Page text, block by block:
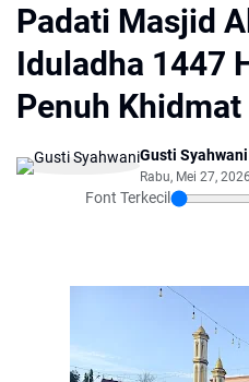
Padati Masjid
Iduladha 1447
Penuh Khidmat
Gusti Syahwani
Rabu, Mei 27, 2026
Font Terkecil